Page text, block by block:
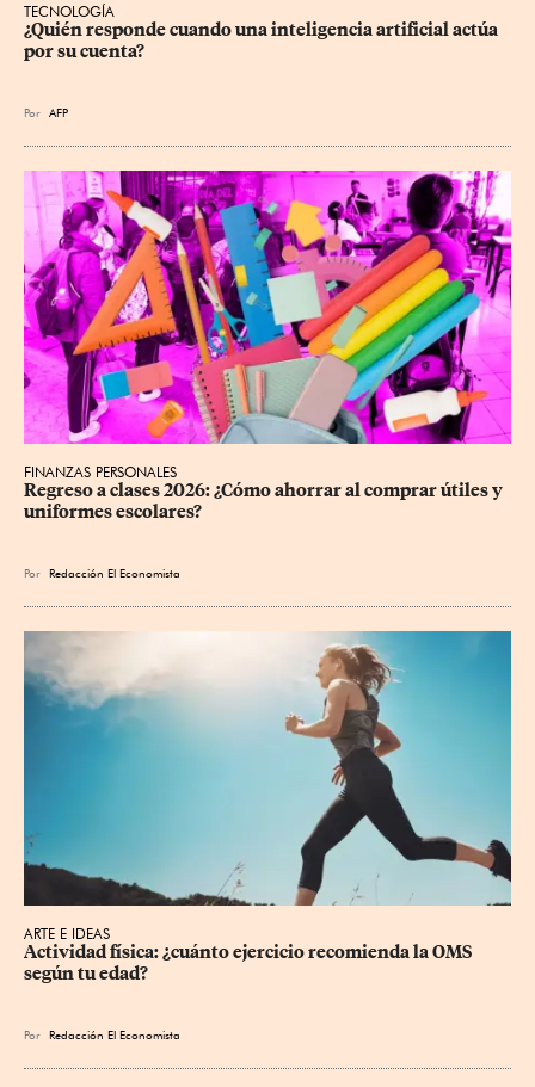
TECNOLOGÍA
¿Quién responde cuando una inteligencia artificial actúa
por su cuenta?
Por AFP
FINANZAS PERSONALES
Regreso a clases 2026: ¿Cómo ahorrar al comprar útiles y
uniformes escolares?
Por Redacción El Economista
ARTE E IDEAS
Actividad física: ¿cuánto ejercicio recomienda la OMS
según tu edad?
Por Redacción El Economista